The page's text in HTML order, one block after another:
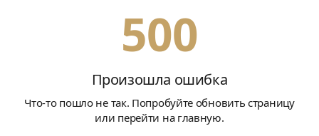
500
Произошла ошибка
Что-то пошло не так. Попробуйте обновить страницу
или перейти на главную.